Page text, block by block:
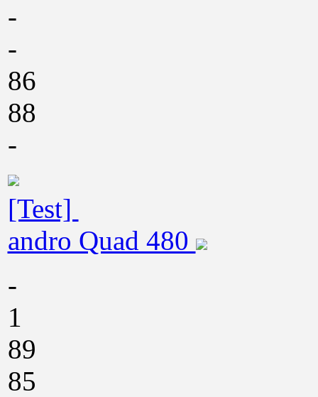
-
-
86
88
-
[Test]
andro Quad 480
-
1
89
85